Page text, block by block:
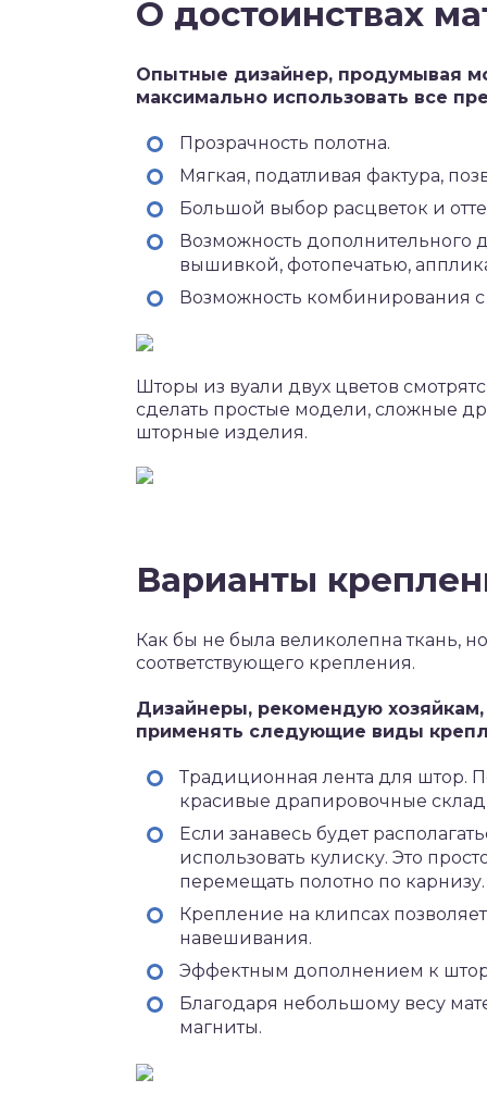
О достоинствах
Опытные дизайнер, продумывая
максимально использовать все
Прозрачность полотна.
Мягкая, податливая фактура,
Большой выбор расцветок и
Возможность
вышивкой, фотопечатью,
Возможность комбинирования
Шторы из вуали двух цветов
сделать простые модели, сложные
шторные изделия.
Варианты
Как бы не была великолепна ткань,
соответствующего крепления.
Дизайнеры, рекомендую
применять следующие виды
Традиционная лента для штор.
красивые драпировочные
Если занавесь будет
использовать кулиску. Это
перемещать полотно по карнизу.
Крепление на клипсах
навешивания.
Эффектным дополнением к
Благодаря небольшому весу
магниты.